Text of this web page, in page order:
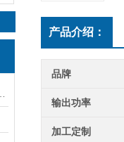
产品介绍：
品牌
输出功率
加工定制